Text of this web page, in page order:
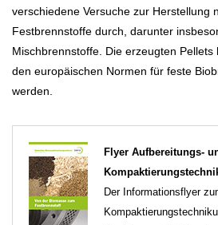
verschiedene Versuche zur Herstellung
Festbrennstoffe durch, darunter
Mischbrennstoffe. Die erzeugten Pellets
den europäischen Normen für feste
werden.
Flyer Aufbereitungs-
Der Informationsflyer